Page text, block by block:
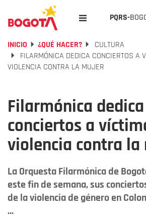
PQRS-
INICIO ¿QUÉ HACER?
CULTURA
FILARMÓNICA DEDICA CONCIERTOS A
VIOLENCIA CONTRA LA MUJER
Filarmónica dedica
conciertos a
violencia contra la
La Orquesta Filarmónica de
este fin de semana, sus
de la violencia de género en
...